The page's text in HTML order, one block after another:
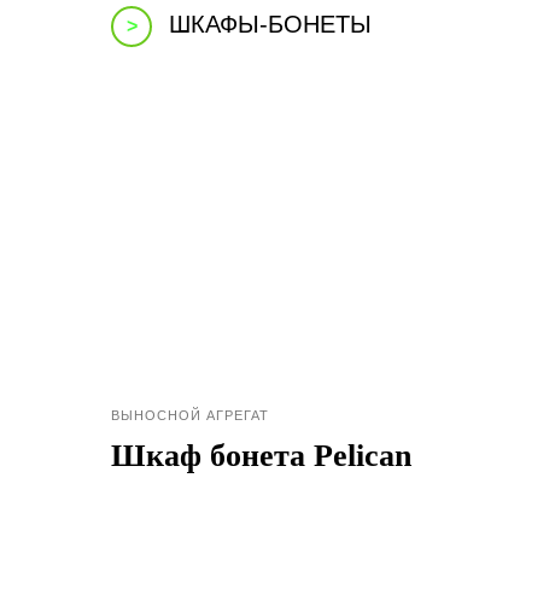
> ШКАФЫ-БОНЕТЫ
ВЫНОСНОЙ АГРЕГАТ
Шкаф бонета Pelican